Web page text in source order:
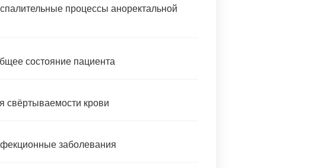
процессы аноректальной
состояние пациента
свёртываемости крови
заболевания